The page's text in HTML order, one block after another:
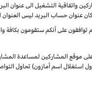
التشغيل الى عنوان
عنوان حساب البريد ليس العنوان
على أنكم ستقومون بكافة
موقع المشاركين لمساعدة
استغلال اسم أمازون) تحاول